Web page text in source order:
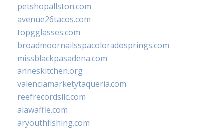
petshopallston.com
avenue26tacos.com
topgglasses.com
broadmoornailsspacoloradosprings.com
missblackpasadena.com
anneskitchen.org
valenciamarketytaqueria.com
reefrecordsllc.com
alawaffle.com
aryouthfishing.com